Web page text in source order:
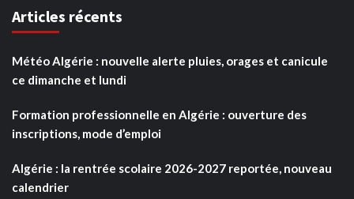
Articles récents
Météo Algérie : nouvelle alerte pluies, orages et canicule
ce dimanche et lundi
Formation professionnelle en Algérie : ouverture des
inscriptions, mode d’emploi
Algérie : la rentrée scolaire 2026-2027 reportée, nouveau
calendrier